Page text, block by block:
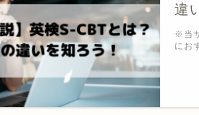
違
※当
にお